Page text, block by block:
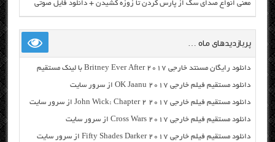
معنی انواع صدای سگ از پارس کردن تا زوزه کشیدن + دانلود فایل صوتی
پربازدیدهای ماه …
دانلود رایگان مسنتد خارجی Britney Ever After 2017 با لینک مستقیم
دانلود مستقیم فیلم خارجی OK Jaanu 2017 از سرور سایت
دانلود مستقیم فیلم خارجی John Wick: Chapter 2 2017 از سرور سایت
دانلود مستقیم فیلم خارجی Cross Wars 2017 از سرور سایت
دانلود مستقیم فیلم خارجی Fifty Shades Darker 2017 از سرور سایت